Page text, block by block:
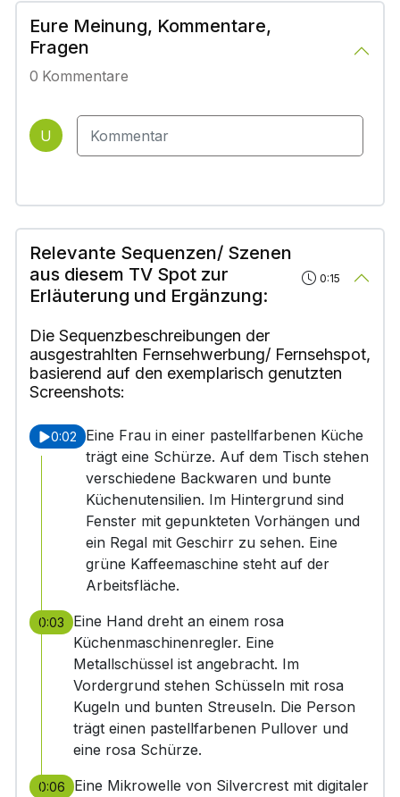
Eure Meinung, Kommentare,
Fragen
0 Kommentare
U
Relevante Sequenzen/ Szenen
aus diesem TV Spot zur
Erläuterung und Ergänzung:
0:15
Die Sequenzbeschreibungen der
ausgestrahlten Fernsehwerbung/ Fernsehspot,
basierend auf den exemplarisch genutzten
Screenshots:
0:02
Eine Frau in einer pastellfarbenen Küche
trägt eine Schürze. Auf dem Tisch stehen
verschiedene Backwaren und bunte
Küchenutensilien. Im Hintergrund sind
Fenster mit gepunkteten Vorhängen und
ein Regal mit Geschirr zu sehen. Eine
grüne Kaffeemaschine steht auf der
Arbeitsfläche.
0:03
Eine Hand dreht an einem rosa
Küchenmaschinenregler. Eine
Metallschüssel ist angebracht. Im
Vordergrund stehen Schüsseln mit rosa
Kugeln und bunten Streuseln. Die Person
trägt einen pastellfarbenen Pullover und
eine rosa Schürze.
0:06
Eine Mikrowelle von Silvercrest mit digitaler